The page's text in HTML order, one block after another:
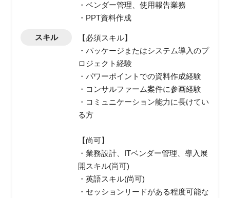
・ベンダー管理、使用報告業務
・PPT資料作成
スキル
【必須スキル】
・パッケージまたはシステム導入のプ
ロジェクト経験
・パワーポイントでの資料作成経験
・コンサルファーム案件に参画経験
・コミュニケーション能力に長けてい
る方
【尚可】
・業務設計、ITベンダー管理、導入展
開スキル(尚可)
・英語スキル(尚可)
・セッションリードがある程度可能な